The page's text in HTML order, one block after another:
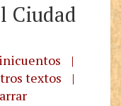
Ciudad
|
textos
|